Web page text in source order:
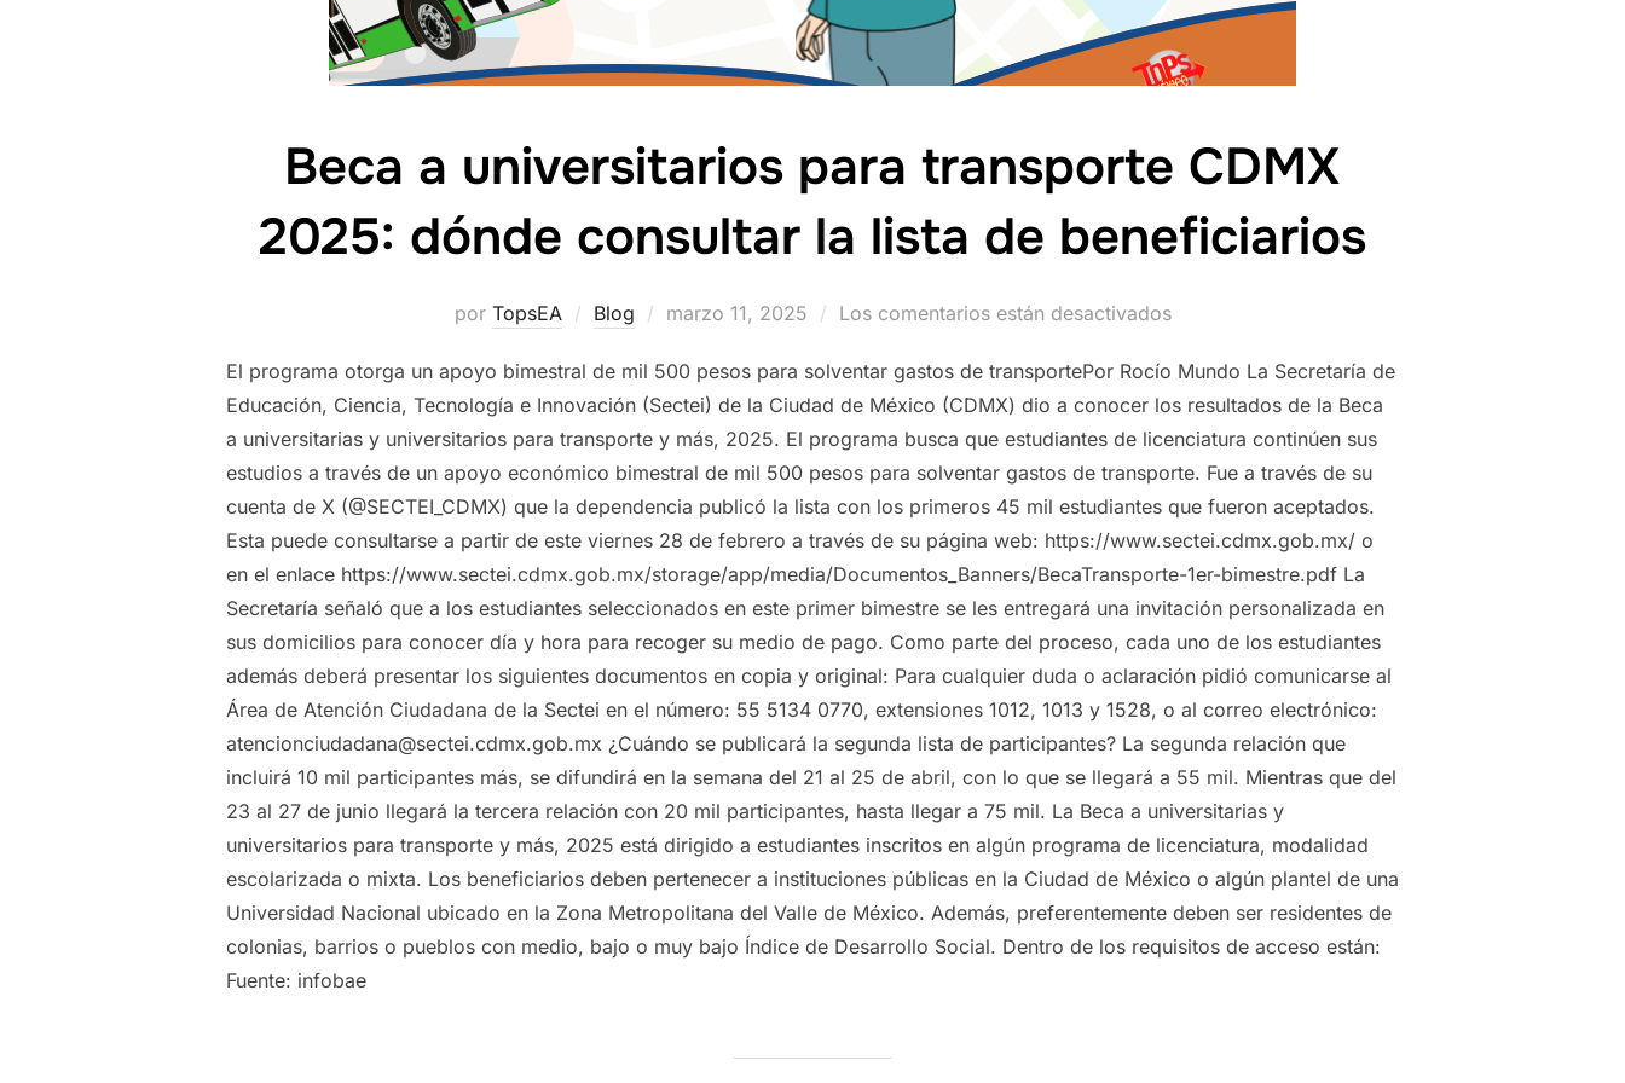
Beca a universitarios para transporte CDMX
2025: dónde consultar la lista de beneficiarios
por TopsEA Blog
Publicado
marzo 11, 2025 Los comentarios están desactivados
El programa otorga un apoyo bimestral de mil 500 pesos para solventar gastos de transportePor Rocío Mundo La Secretaría de
Educación, Ciencia, Tecnología e Innovación (Sectei) de la Ciudad de México (CDMX) dio a conocer los resultados de la Beca
a universitarias y universitarios para transporte y más, 2025. El programa busca que estudiantes de licenciatura continúen sus
estudios a través de un apoyo económico bimestral de mil 500 pesos para solventar gastos de transporte. Fue a través de su
cuenta de X (@SECTEI_CDMX) que la dependencia publicó la lista con los primeros 45 mil estudiantes que fueron aceptados.
Esta puede consultarse a partir de este viernes 28 de febrero a través de su página web: https://www.sectei.cdmx.gob.mx/ o
en el enlace https://www.sectei.cdmx.gob.mx/storage/app/media/Documentos_Banners/BecaTransporte-1er-bimestre.pdf La
Secretaría señaló que a los estudiantes seleccionados en este primer bimestre se les entregará una invitación personalizada en
sus domicilios para conocer día y hora para recoger su medio de pago. Como parte del proceso, cada uno de los estudiantes
además deberá presentar los siguientes documentos en copia y original: Para cualquier duda o aclaración pidió comunicarse al
Área de Atención Ciudadana de la Sectei en el número: 55 5134 0770, extensiones 1012, 1013 y 1528, o al correo electrónico:
atencionciudadana@sectei.cdmx.gob.mx ¿Cuándo se publicará la segunda lista de participantes? La segunda relación que
incluirá 10 mil participantes más, se difundirá en la semana del 21 al 25 de abril, con lo que se llegará a 55 mil. Mientras que del
23 al 27 de junio llegará la tercera relación con 20 mil participantes, hasta llegar a 75 mil. La Beca a universitarias y
universitarios para transporte y más, 2025 está dirigido a estudiantes inscritos en algún programa de licenciatura, modalidad
escolarizada o mixta. Los beneficiarios deben pertenecer a instituciones públicas en la Ciudad de México o algún plantel de una
Universidad Nacional ubicado en la Zona Metropolitana del Valle de México. Además, preferentemente deben ser residentes de
colonias, barrios o pueblos con medio, bajo o muy bajo Índice de Desarrollo Social. Dentro de los requisitos de acceso están:
Fuente: infobae